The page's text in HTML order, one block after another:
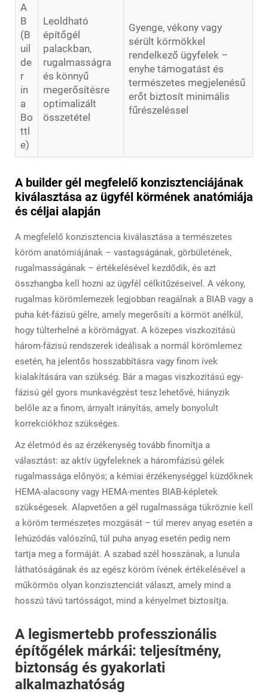
A
B
(B
uil
de
r
in
a
Bo
ttl
e)
Leoldható
építőgél
palackban,
rugalmasságra
és könnyű
megerősítésre
optimalizált
összetétel
Gyenge, vékony vagy
sérült körmökkel
rendelkező ügyfelek –
enyhe támogatást és
természetes megjelenésű
erőt biztosít minimális
fűrészeléssel
A builder gél megfelelő konzisztenciájának
kiválasztása az ügyfél körmének anatómiája
és céljai alapján
A megfelelő konzisztencia kiválasztása a természetes
köröm anatómiájának – vastagságának, görbületének,
rugalmasságának – értékelésével kezdődik, és azt
összhangba kell hozni az ügyfél célkitűzéseivel. A vékony,
rugalmas körömlemezek legjobban reagálnak a BIAB vagy a
puha két-fázisú gélre, amely megerősíti a körmöt anélkül,
hogy túlterhelné a körömágyat. A közepes viszkozitású
három-fázisú rendszerek ideálisak a normál körömlemez
esetén, ha jelentős hosszabbításra vagy finom ívek
kialakítására van szükség. Bár a magas viszkozitású egy-
fázisú gél gyors munkavégzést tesz lehetővé, hiányzik
belőle az a finom, árnyalt irányítás, amely bonyolult
korrekciókhoz szükséges.
Az életmód és az érzékenység tovább finomítja a
választást: az aktív ügyfeleknek a háromfázisú gélek
rugalmassága előnyös; a kémiai érzékenységgel küzdőknek
HEMA-alacsony vagy HEMA-mentes BIAB-képletek
szükségesek. Alapvetően a gél rugalmassága tükröznie kell
a köröm természetes mozgását – túl merev anyag esetén a
lehúzódás valószínű, túl puha anyag esetén pedig nem
tartja meg a formáját. A szabad szél hosszának, a lunula
láthatóságának és az egész köröm ívének értékelésével a
műkörmös olyan konzisztenciát választ, amely mind a
hosszú távú tartósságot, mind a kényelmet biztosítja.
A legismertebb professzionális
építőgélek márkái: teljesítmény,
biztonság és gyakorlati
alkalmazhatóság